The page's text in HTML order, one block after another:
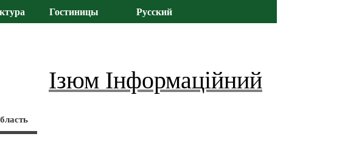
Гостиницы Русский
Ізюм Інформаційний